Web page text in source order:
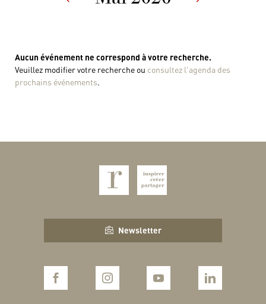
Aucun événement ne correspond à votre recherche.
Veuillez modifier votre recherche ou consultez l'agenda des
prochains événements.
Newsletter